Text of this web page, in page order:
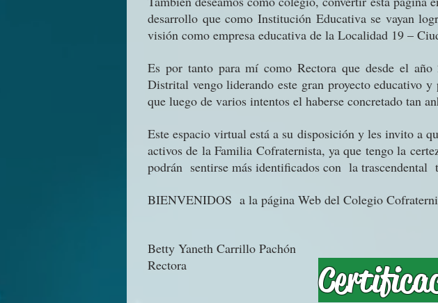
desarrollo que como Institución Educativa se vayan
visión como empresa educativa de la Localidad 19 –
Es por tanto para mí como Rectora que desde el
Distrital vengo liderando este gran proyecto educativo
que luego de varios intentos el haberse concretado tan
Este espacio virtual está a su disposición y les invito a
activos de la Familia Cofraternista, ya que tengo la
podrán sentirse más identificados con la trascendental
BIENVENIDOS a la página Web del Colegio
Betty Yaneth Carrillo Pachón
Rectora